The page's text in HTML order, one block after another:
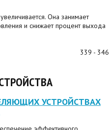
Она занимает
и снижает процент выхода
339 - 346
УСТРОЙСТВАХ